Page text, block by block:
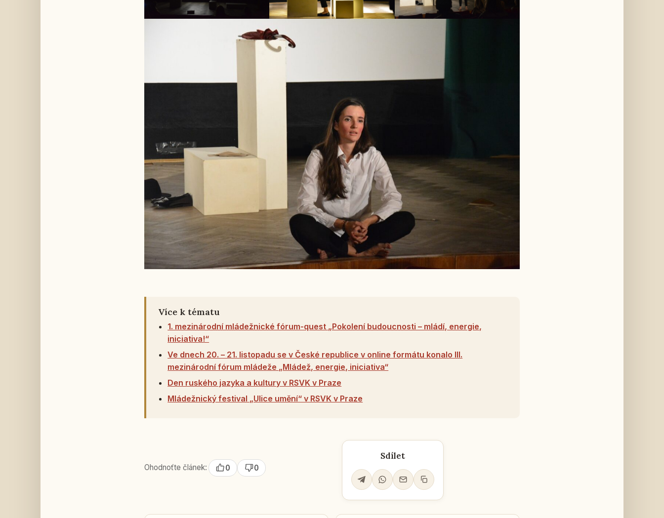
Více k tématu
1. mezinárodní mládežnické fórum-quest „Pokolení budoucnosti – mládí, energie,
iniciativa!“
Ve dnech 20. – 21. listopadu se v České republice v online formátu konalo III.
mezinárodní fórum mládeže „Mládež, energie, iniciativa“
Den ruského jazyka a kultury v RSVK v Praze
Mládežnický festival „Ulice umění“ v RSVK v Praze
Ohodnoťte článek: 0 0
Sdílet